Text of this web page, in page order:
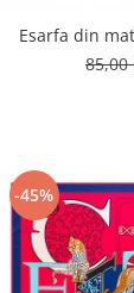
Esarfa din
-45%